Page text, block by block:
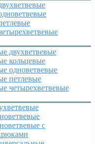
двухветвевые
кольцевые
одноветвевые
петлевые
четырехветвевые
с